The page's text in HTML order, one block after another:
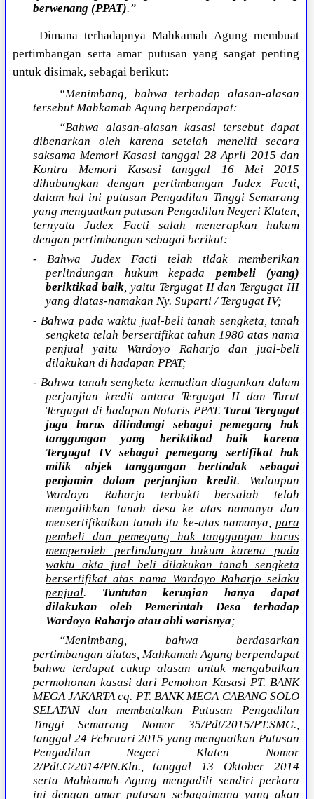
berwenang (PPAT).”
Dimana terhadapnya Mahkamah Agung membuat
pertimbangan serta amar putusan yang sangat penting
untuk disimak, sebagai berikut:
“Menimbang, bahwa terhadap alasan-alasan
tersebut Mahkamah Agung berpendapat:
“Bahwa alasan-alasan kasasi tersebut dapat
dibenarkan oleh karena setelah meneliti secara
saksama Memori Kasasi tanggal 28 April 2015 dan
Kontra Memori Kasasi tanggal 16 Mei 2015
dihubungkan dengan pertimbangan Judex Facti,
dalam hal ini putusan Pengadilan Tinggi Semarang
yang menguatkan putusan Pengadilan Negeri Klaten,
ternyata Judex Facti salah menerapkan hukum
dengan pertimbangan sebagai berikut:
- Bahwa Judex Facti telah tidak memberikan
perlindungan hukum kepada pembeli (yang)
beriktikad baik, yaitu Tergugat II dan Tergugat III
yang diatas-namakan Ny. Suparti / Tergugat IV;
- Bahwa pada waktu jual-beli tanah sengketa, tanah
sengketa telah bersertifikat tahun 1980 atas nama
penjual yaitu Wardoyo Raharjo dan jual-beli
dilakukan di hadapan PPAT;
- Bahwa tanah sengketa kemudian diagunkan dalam
perjanjian kredit antara Tergugat II dan Turut
Tergugat di hadapan Notaris PPAT. Turut Tergugat
juga harus dilindungi sebagai pemegang hak
tanggungan yang beriktikad baik karena
Tergugat IV sebagai pemegang sertifikat hak
milik objek tanggungan bertindak sebagai
penjamin dalam perjanjian kredit. Walaupun
Wardoyo Raharjo terbukti bersalah telah
mengalihkan tanah desa ke atas namanya dan
mensertifikatkan tanah itu ke-atas namanya, para
pembeli dan pemegang hak tanggungan harus
memperoleh perlindungan hukum karena pada
waktu akta jual beli dilakukan tanah sengketa
bersertifikat atas nama Wardoyo Raharjo selaku
penjual. Tuntutan kerugian hanya dapat
dilakukan oleh Pemerintah Desa terhadap
Wardoyo Raharjo atau ahli warisnya;
“Menimbang, bahwa berdasarkan
pertimbangan diatas, Mahkamah Agung berpendapat
bahwa terdapat cukup alasan untuk mengabulkan
permohonan kasasi dari Pemohon Kasasi PT. BANK
MEGA JAKARTA cq. PT. BANK MEGA CABANG SOLO
SELATAN dan membatalkan Putusan Pengadilan
Tinggi Semarang Nomor 35/Pdt/2015/PT.SMG.,
tanggal 24 Februari 2015 yang menguatkan Putusan
Pengadilan Negeri Klaten Nomor
2/Pdt.G/2014/PN.Kln., tanggal 13 Oktober 2014
serta Mahkamah Agung mengadili sendiri perkara
ini dengan amar putusan sebagaimana yang akan